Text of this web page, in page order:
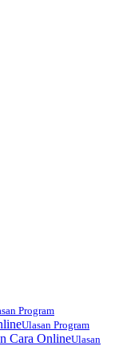
Program
Ulasan Program
Cara OnlineUlasan